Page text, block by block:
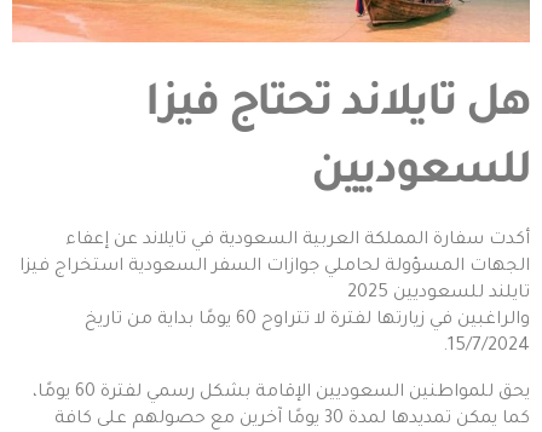
هل تايلاند تحتاج فيزا
للسعوديين
أكدت سفارة المملكة العربية السعودية في تايلاند عن إعفاء
الجهات المسؤولة لحاملي جوازات السفر السعودية استخراج فيزا
تايلند للسعوديين 2025
والراغبين في زيارتها لفترة لا تتراوح 60 يومًا بداية من تاريخ
15/7/2024.
يحق للمواطنين السعوديين الإقامة بشكل رسمي لفترة 60 يومًا،
كما يمكن تمديدها لمدة 30 يومًا آخرين مع حصولهم على كافة